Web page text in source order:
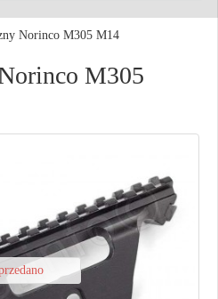
Norinco M305 M14
M305